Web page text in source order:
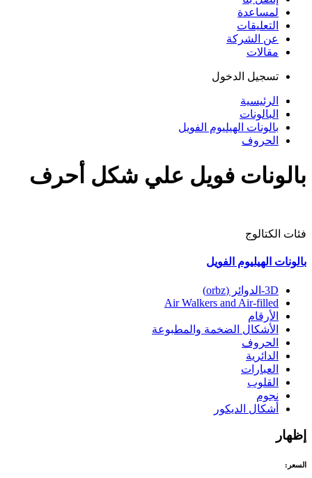
لمساعدة
التعليقات
عن الشركة
مقالات
تسجيل الدخول
الرئيسية
البالونات
بالونات الهيليوم الفويل
الحروف
بالونات فويل علي شكل أحرف
فئات الكتالوج
بالونات الهيليوم الفويل
3D-الدوائر (orbz)
Air Walkers and Air-filled
الأرقام
الأشكال الضخمة والمطبوعة
الحروف
الدائرية
العبارات
القلوب
نجوم
أشكال الديكور
إظهار
السعر: